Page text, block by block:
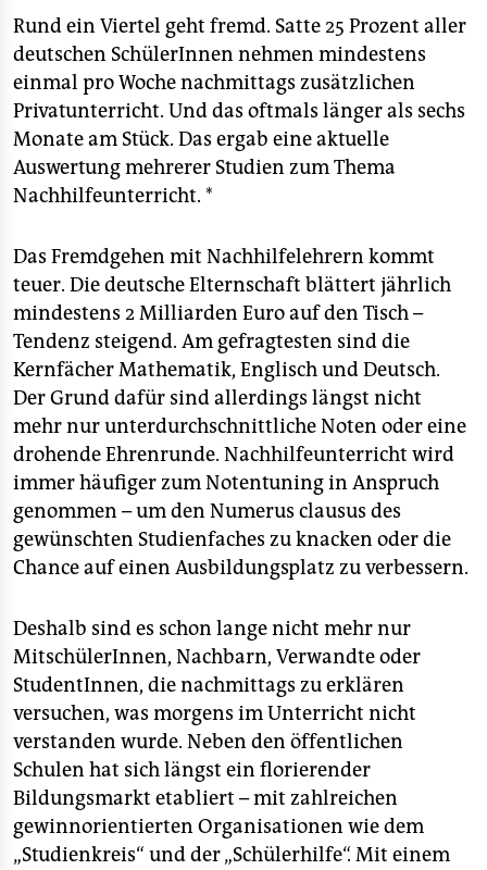
epaper login
Rund ein Viertel geht fremd. Satte 25 Prozent aller
deutschen SchülerInnen nehmen mindestens
einmal pro Woche nachmittags zusätzlichen
Privatunterricht. Und das oftmals länger als sechs
Monate am Stück. Das ergab eine aktuelle
Auswertung mehrerer Studien zum Thema
Nachhilfeunterricht. *
Das Fremdgehen mit Nachhilfelehrern kommt
teuer. Die deutsche Elternschaft blättert jährlich
mindestens 2 Milliarden Euro auf den Tisch –
Tendenz steigend. Am gefragtesten sind die
Kernfächer Mathematik, Englisch und Deutsch.
Der Grund dafür sind allerdings längst nicht
mehr nur unterdurchschnittliche Noten oder eine
drohende Ehrenrunde. Nachhilfeunterricht wird
immer häufiger zum Notentuning in Anspruch
genommen – um den Numerus clausus des
gewünschten Studienfaches zu knacken oder die
Chance auf einen Ausbildungsplatz zu verbessern.
Deshalb sind es schon lange nicht mehr nur
MitschülerInnen, Nachbarn, Verwandte oder
StudentInnen, die nachmittags zu erklären
versuchen, was morgens im Unterricht nicht
verstanden wurde. Neben den öffentlichen
Schulen hat sich längst ein florierender
Bildungsmarkt etabliert – mit zahlreichen
gewinnorientierten Organisationen wie dem
„Studienkreis“ und der „Schülerhilfe“. Mit einem